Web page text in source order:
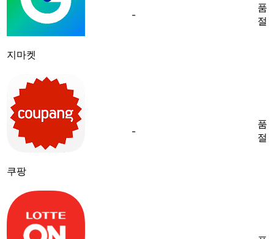
지마켓
-
품
절
쿠팡
-
품
절